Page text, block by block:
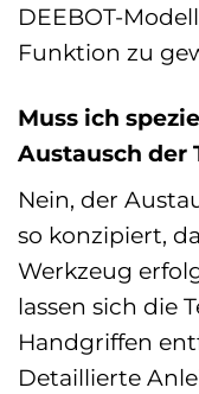
DEEBOT-
Funktion zu
Muss ich
Austausch der
Nein, der
so konzipiert,
Werkzeug
lassen sich die
Handgriffen
Detaillierte